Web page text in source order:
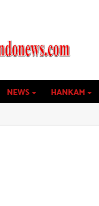
NEWS HANKAM